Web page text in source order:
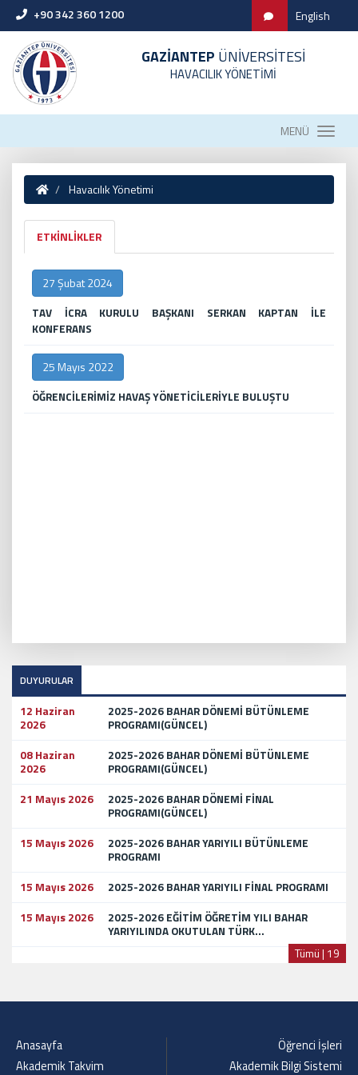
+90 342 360 1200 English
GAZİANTEP ÜNİVERSİTESİ
HAVACILIK YÖNETİMİ
MENÜ
Havacılık Yönetimi
ETKİNLİKLER
27 Şubat 2024
TAV İCRA KURULU BAŞKANI SERKAN KAPTAN İLE
KONFERANS
25 Mayıs 2022
ÖĞRENCİLERİMİZ HAVAŞ YÖNETİCİLERİYLE BULUŞTU
DUYURULAR
12 Haziran
2026
2025-2026 BAHAR DÖNEMİ BÜTÜNLEME
PROGRAMI(GÜNCEL)
08 Haziran
2026
2025-2026 BAHAR DÖNEMİ BÜTÜNLEME
PROGRAMI(GÜNCEL)
21 Mayıs 2026
2025-2026 BAHAR DÖNEMİ FİNAL
PROGRAMI(GÜNCEL)
15 Mayıs 2026
2025-2026 BAHAR YARIYILI BÜTÜNLEME
PROGRAMI
15 Mayıs 2026
2025-2026 BAHAR YARIYILI FİNAL PROGRAMI
15 Mayıs 2026
2025-2026 EĞİTİM ÖĞRETİM YILI BAHAR
YARIYILINDA OKUTULAN TÜRK...
Tümü | 19
Anasayfa
Akademik Takvim
Öğrenci İşleri
Akademik Bilgi Sistemi